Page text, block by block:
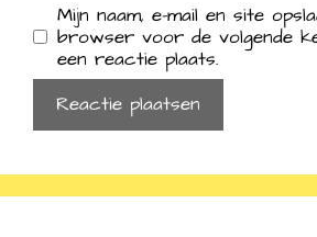
Mijn naam, e-mail en site
browser voor de volgende
een reactie plaats.